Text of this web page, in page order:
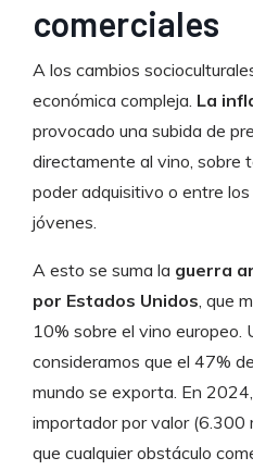
comerciales
A los cambios
económica compleja. La
provocado una subida de
directamente al vino, sobre
poder adquisitivo o entre
jóvenes.
A esto se suma la guerra
por Estados Unidos , que
10% sobre el vino europeo.
consideramos que el 47%
mundo se exporta. En
importador por valor (6.300
que cualquier obstáculo